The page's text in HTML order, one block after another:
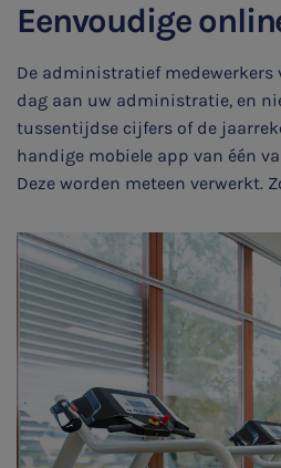
Eenvoudige
De administratief medewerkers
dag aan uw administratie, en
tussentijdse cijfers of de
handige mobiele app van één
Deze worden meteen verwerkt.